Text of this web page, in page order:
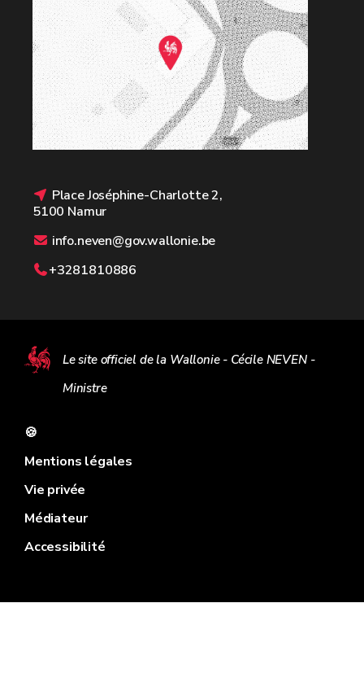
Place Joséphine-Charlotte 2,
5100 Namur
info.neven@gov.wallonie.be
+3281810886
Le site officiel de la Wallonie - Cécile NEVEN -
Ministre
🍪
Mentions légales
Vie privée
Médiateur
Accessibilité